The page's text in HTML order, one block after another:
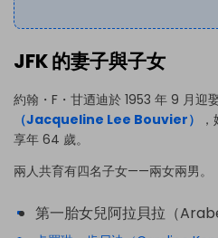
JFK 的妻子與子女
約翰・F・甘迺迪於 1953 年 9 月迎
（Jacqueline Lee Bouvier）
享年 64 歲。
兩人共育有四名子女——兩女兩男。
第一胎女兒阿拉貝拉（